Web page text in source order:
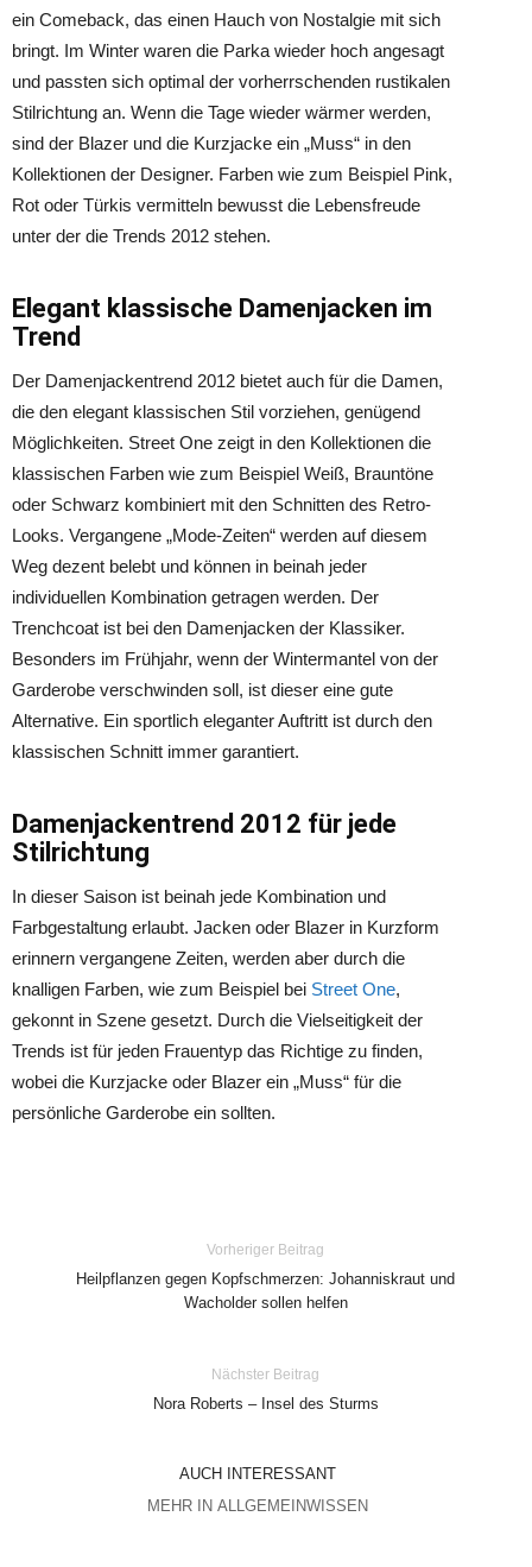
ein Comeback, das einen Hauch von Nostalgie mit sich
bringt. Im Winter waren die Parka wieder hoch angesagt
und passten sich optimal der vorherrschenden rustikalen
Stilrichtung an. Wenn die Tage wieder wärmer werden,
sind der Blazer und die Kurzjacke ein „Muss“ in den
Kollektionen der Designer. Farben wie zum Beispiel Pink,
Rot oder Türkis vermitteln bewusst die Lebensfreude
unter der die Trends 2012 stehen.
Elegant klassische Damenjacken im
Trend
Der Damenjackentrend 2012 bietet auch für die Damen,
die den elegant klassischen Stil vorziehen, genügend
Möglichkeiten. Street One zeigt in den Kollektionen die
klassischen Farben wie zum Beispiel Weiß, Brauntöne
oder Schwarz kombiniert mit den Schnitten des Retro-
Looks. Vergangene „Mode-Zeiten“ werden auf diesem
Weg dezent belebt und können in beinah jeder
individuellen Kombination getragen werden. Der
Trenchcoat ist bei den Damenjacken der Klassiker.
Besonders im Frühjahr, wenn der Wintermantel von der
Garderobe verschwinden soll, ist dieser eine gute
Alternative. Ein sportlich eleganter Auftritt ist durch den
klassischen Schnitt immer garantiert.
Damenjackentrend 2012 für jede
Stilrichtung
In dieser Saison ist beinah jede Kombination und
Farbgestaltung erlaubt. Jacken oder Blazer in Kurzform
erinnern vergangene Zeiten, werden aber durch die
knalligen Farben, wie zum Beispiel bei Street One,
gekonnt in Szene gesetzt. Durch die Vielseitigkeit der
Trends ist für jeden Frauentyp das Richtige zu finden,
wobei die Kurzjacke oder Blazer ein „Muss“ für die
persönliche Garderobe ein sollten.
Vorheriger Beitrag
Heilpflanzen gegen Kopfschmerzen: Johanniskraut und
Wacholder sollen helfen
Nächster Beitrag
Nora Roberts – Insel des Sturms
AUCH INTERESSANT
MEHR IN ALLGEMEINWISSEN